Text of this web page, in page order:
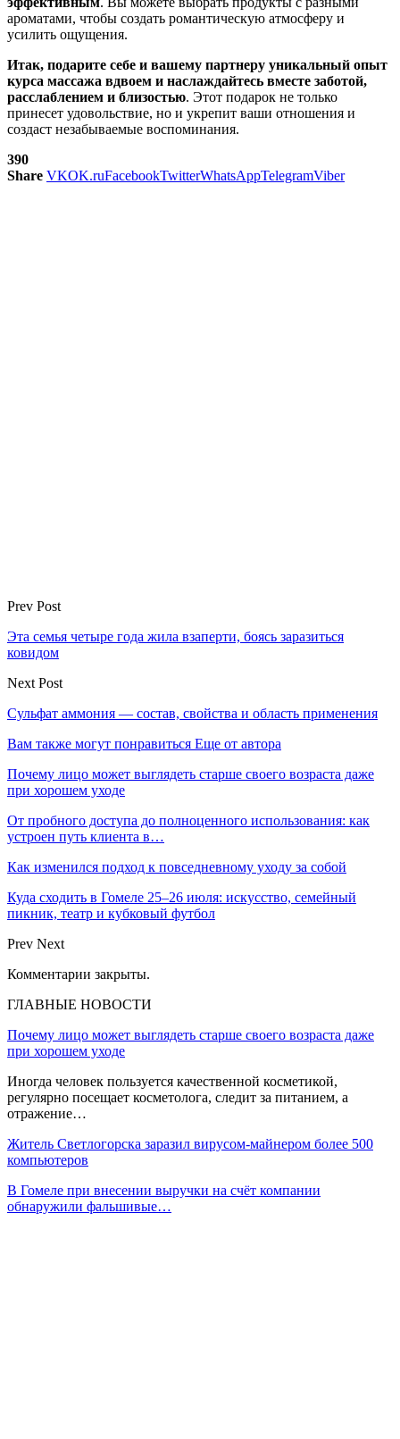
ароматами, чтобы создать романтическую атмосферу и
усилить ощущения.
Итак, подарите себе и вашему партнеру уникальный опыт
курса массажа вдвоем и наслаждайтесь вместе заботой,
расслаблением и близостью. Этот подарок не только
принесет удовольствие, но и укрепит ваши отношения и
создаст незабываемые воспоминания.
390
Share VKOK.ruFacebookTwitterWhatsAppTelegramViber
Prev Post
Эта семья четыре года жила взаперти, боясь заразиться
ковидом
Next Post
Сульфат аммония — состав, свойства и область применения
Вам также могут понравиться Еще от автора
Почему лицо может выглядеть старше своего возраста даже
при хорошем уходе
От пробного доступа до полноценного использования: как
устроен путь клиента в…
Как изменился подход к повседневному уходу за собой
Куда сходить в Гомеле 25–26 июля: искусство, семейный
пикник, театр и кубковый футбол
Prev Next
Комментарии закрыты.
ГЛАВНЫЕ НОВОСТИ
Почему лицо может выглядеть старше своего возраста даже
при хорошем уходе
Иногда человек пользуется качественной косметикой,
регулярно посещает косметолога, следит за питанием, а
отражение…
Житель Светлогорска заразил вирусом-майнером более 500
компьютеров
В Гомеле при внесении выручки на счёт компании
обнаружили фальшивые…